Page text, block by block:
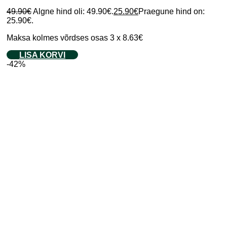
49.90€Algne hind oli: 49.90€.25.90€Praegune hind on:
25.90€.
Maksa kolmes võrdses osas 3 x 8.63€
LISA KORVI
-42%